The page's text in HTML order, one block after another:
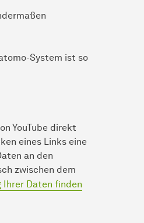
System ist so
YouTube direkt
eines Links eine
an den
zwischen dem
Ihrer Daten finden